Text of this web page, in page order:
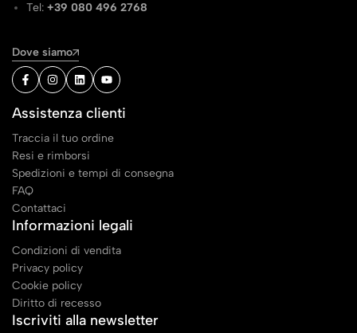
Tel:+39 080 496 2768
Dove siamo
Assistenza clienti
Traccia il tuo ordine
Resi e rimborsi
Spedizioni e tempi di consegna
FAQ
Contattaci
Informazioni legali
Condizioni di vendita
Privacy policy
Cookie policy
Diritto di recesso
Iscriviti alla newsletter